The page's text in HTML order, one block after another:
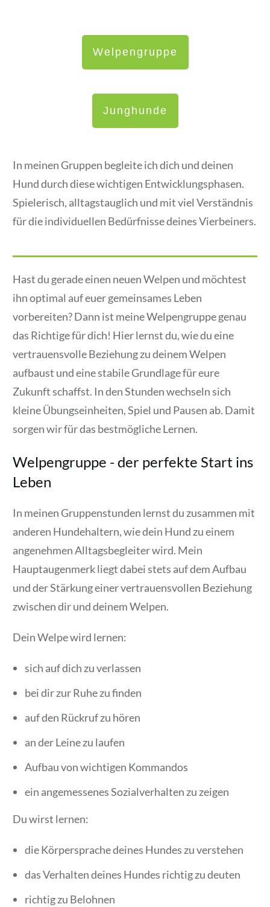
Welpengruppe
Junghunde
In meinen Gruppen begleite ich dich und deinen
Hund durch diese wichtigen Entwicklungsphasen.
Spielerisch, alltagstauglich und mit viel Verständnis
für die individuellen Bedürfnisse deines Vierbeiners.
Hast du gerade einen neuen Welpen und möchtest
ihn optimal auf euer gemeinsames Leben
vorbereiten? Dann ist meine Welpengruppe genau
das Richtige für dich! Hier lernst du, wie du eine
vertrauensvolle Beziehung zu deinem Welpen
aufbaust und eine stabile Grundlage für eure
Zukunft schaffst. In den Stunden wechseln sich
kleine Übungseinheiten, Spiel und Pausen ab. Damit
sorgen wir für das bestmögliche Lernen.
Welpengruppe - der perfekte Start ins
Leben
In meinen Gruppenstunden lernst du zusammen mit
anderen Hundehaltern, wie dein Hund zu einem
angenehmen Alltagsbegleiter wird. Mein
Hauptaugenmerk liegt dabei stets auf dem Aufbau
und der Stärkung einer vertrauensvollen Beziehung
zwischen dir und deinem Welpen.
Dein Welpe wird lernen:
sich auf dich zu verlassen
bei dir zur Ruhe zu finden
auf den Rückruf zu hören
an der Leine zu laufen
Aufbau von wichtigen Kommandos
ein angemessenes Sozialverhalten zu zeigen
Du wirst lernen:
die Körpersprache deines Hundes zu verstehen
das Verhalten deines Hundes richtig zu deuten
richtig zu Belohnen